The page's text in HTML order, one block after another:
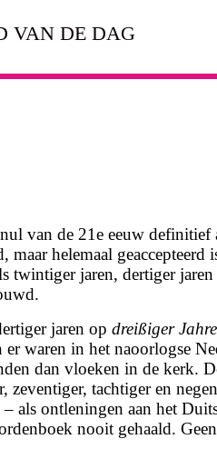
VAN DE DAG
van de 21e eeuw definitief
helemaal geaccepteerd
jaren, dertiger jaren
jaren op dreißiger Jahre
waren in het naoorlogse
dan vloeken in de kerk.
zeventiger, tachtiger en
als ontleningen aan het
nooit gehaald.